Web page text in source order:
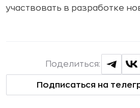
участвовать в разработке
Подписаться на
Поделиться: